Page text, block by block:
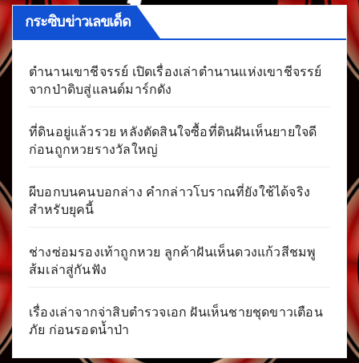
กระซิบข่าวเลขเด็ด
ตำนานเขาชีจรรย์ เปิดเรื่องเล่าตำนานแห่งเขาชีจรรย์
จากป่าดิบสู่แลนด์มาร์กดัง
ที่ดินอยู่แล้วรวย หลังตัดสินใจซื้อที่ดินฝันเห็นยายใจดี
ก่อนถูกหวยรางวัลใหญ่
ผีบอกบนคนบอกล่าง คำกล่าวโบราณที่ยังใช้ได้จริง
สำหรับยุคนี้
ช่างซ่อมรองเท้าถูกหวย ลูกค้าฝันเห็นดวงแก้วสีชมพู
ส้มเล่าสู่กันฟัง
เรื่องเล่าจากจ่าสิบตำรวจเอก ฝันเห็นชายชุดขาวเตือน
ภัย ก่อนรอดน้ำป่า